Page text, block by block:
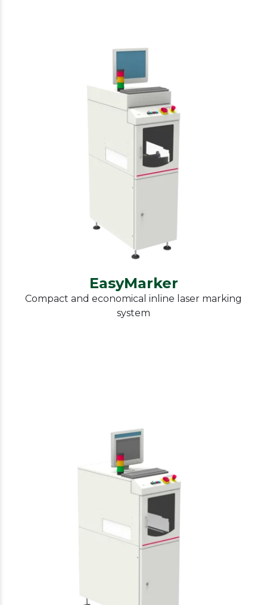
IPTE
Laser marking
EasyMarker
EasyMarker
Compact and economical inline laser marking
system
IPTE
Laser marking